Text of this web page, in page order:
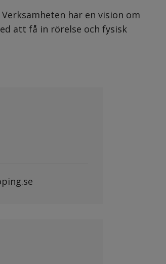
har en vision om
att få in rörelse och fysisk